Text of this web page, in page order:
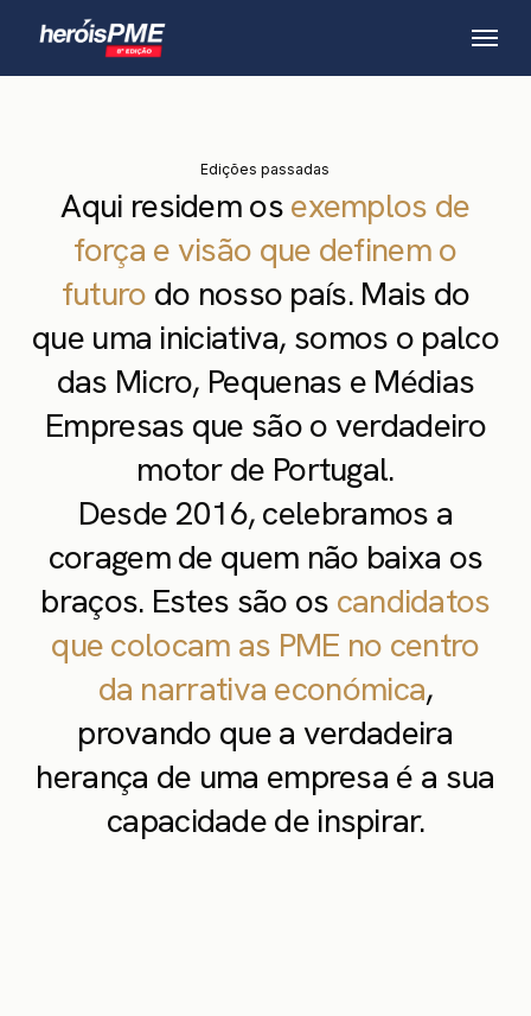
main
Menu
Edições passadas
Aqui residem osexemplos de
força e visão que definem o
futuro do nosso país. Mais do
que uma iniciativa, somos o palco
das Micro, Pequenas e Médias
Empresas que são o verdadeiro
motor de Portugal.
Desde 2016, celebramos a
coragem de quem não baixa os
braços. Estes são os candidatos
que colocam as PME no centro
da narrativa económica,
provando que a verdadeira
herança de uma empresa é a sua
capacidade de inspirar.